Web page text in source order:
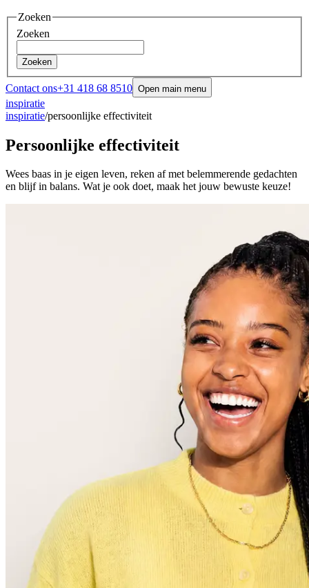
Zoeken
Zoeken
Zoeken
Contact ons+31 418 68 8510 Open main menu
inspiratie
inspiratie/persoonlijke effectiviteit
Persoonlijke effectiviteit
Wees baas in je eigen leven, reken af met belemmerende gedachten
en blijf in balans. Wat je ook doet, maak het jouw bewuste keuze!